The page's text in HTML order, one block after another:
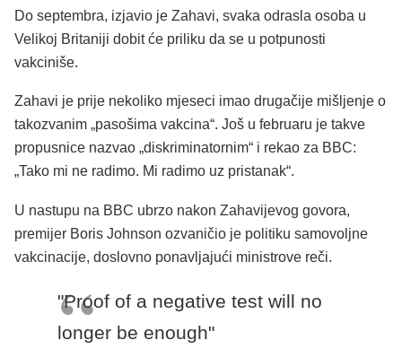
Do septembra, izjavio je Zahavi, svaka odrasla osoba u
Velikoj Britaniji dobit će priliku da se u potpunosti
vakciniše.
Zahavi je prije nekoliko mjeseci imao drugačije mišljenje o
takozvanim „pasošima vakcina“. Još u februaru je takve
propusnice nazvao „diskriminatornim“ i rekao za BBC:
„Tako mi ne radimo. Mi radimo uz pristanak“.
U nastupu na BBC ubrzo nakon Zahavijevog govora,
premijer Boris Johnson ozvaničio je politiku samovoljne
vakcinacije, doslovno ponavljajući ministrove reči.
"Proof of a negative test will no
longer be enough"